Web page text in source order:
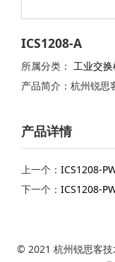
ICS1208-A
所属分类： 工业交
产品简介：杭州锐思
产品详情
上一个： ICS1208-
下一个： ICS1208-
© 2021 杭州锐思客技